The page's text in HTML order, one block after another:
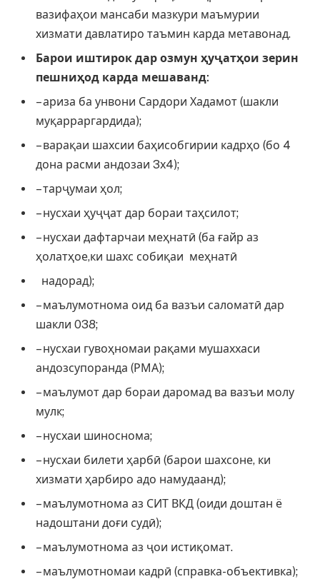
вазифаҳои мансаби мазкури маъмурии
хизмати давлатиро таъмин карда метавонад.
Барои иштирок дар озмун ҳуҷатҳои зерин
пешниҳод карда мешаванд:
– ариза ба унвони Сардори Хадамот (шакли
муқарраргардида);
– варақаи шахсии баҳисобгирии кадрҳо (бо 4
дона расми андозаи 3х4);
– тарҷумаи ҳол;
– нусхаи ҳуҷҷат дар бораи таҳсилот;
– нусхаи дафтарчаи меҳнатӣ (ба ғайр аз
ҳолатҳое,ки шахс собиқаи меҳнатӣ
надорад);
– маълумотнома оид ба вазъи саломатӣ дар
шакли 038;
– нусхаи гувоҳномаи рақами мушаххаси
андозсупоранда (РМА);
– маълумот дар бораи даромад ва вазъи молу
мулк;
– нусхаи шиноснома;
– нусхаи билети ҳарбӣ (барои шахсоне, ки
хизмати ҳарбиро адо намудаанд);
– маълумотнома аз СИТ ВКД (оиди доштан ё
надоштани доғи судӣ);
– маълумотнома аз ҷои истиқомат.
– маълумотномаи кадрӣ (справка-объективка);